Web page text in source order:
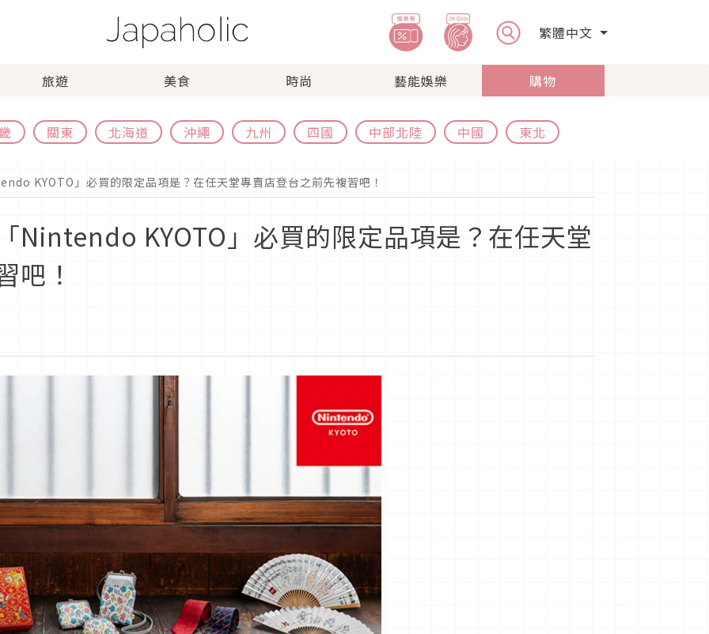
繁體中文
旅遊 美食 時尚 藝能娛樂 購物
關東 北海道 沖繩 九州 四國 中部北陸 中國 東北
KYOTO」必買的限定品項是？在任天堂專賣店登台之前先複習吧！
Nintendo KYOTO」必買的限定品項是？在任天堂
吧！